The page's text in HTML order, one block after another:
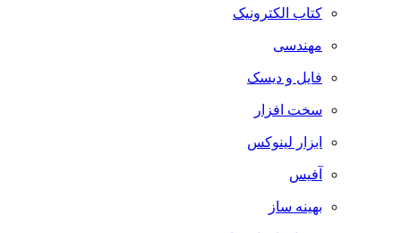
کتاب الکترونیک
مهندسی
فایل و دیسک
سخت افزار
ابزار لینوکس
آفیس
بهینه ساز